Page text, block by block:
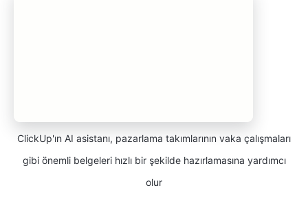
ClickUp'ın AI asistanı, pazarlama takımlarının vaka çalışmaları
gibi önemli belgeleri hızlı bir şekilde hazırlamasına yardımcı
olur